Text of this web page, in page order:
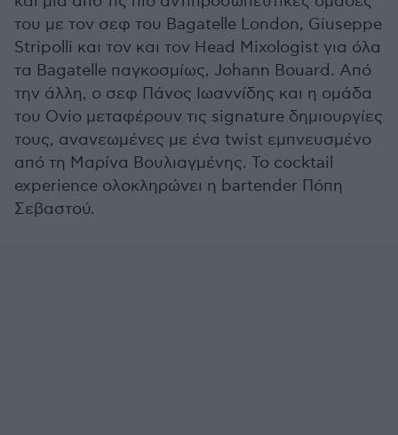
του με τον σεφ του Bagatelle London, Giuseppe
Stripolli και τον και τον Head Mixologist για όλα
τα Bagatelle παγκοσμίως, Johann Bouard. Από
την άλλη, ο σεφ Πάνος Ιωαννίδης και η ομάδα
του Ovio μεταφέρουν τις signature δημιουργίες
τους, ανανεωμένες με ένα twist εμπνευσμένο
από τη Μαρίνα Βουλιαγμένης. Το cocktail
experience ολοκληρώνει η bartender Πόπη
Σεβαστού.